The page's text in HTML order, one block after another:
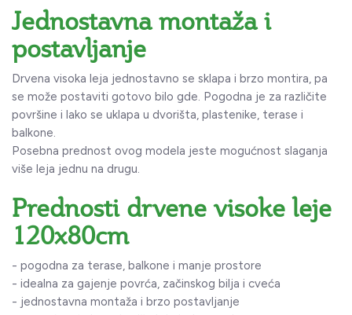
Jednostavna montaža i
postavljanje
Drvena visoka leja jednostavno se sklapa i brzo montira, pa
se može postaviti gotovo bilo gde. Pogodna je za različite
površine i lako se uklapa u dvorišta, plastenike, terase i
balkone.
Posebna prednost ovog modela jeste mogućnost slaganja
više leja jednu na drugu.
Prednosti drvene visoke leje
120x80cm
- pogodna za terase, balkone i manje prostore
- idealna za gajenje povrća, začinskog bilja i cveća
- jednostavna montaža i brzo postavljanje